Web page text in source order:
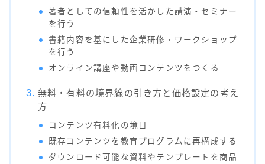
著者としての信頼性を活かした講演・セミナー
を行う
書籍内容を基にした企業研修・ワークショップ
を行う
オンライン講座や動画コンテンツをつくる
無料・有料の境界線の引き方と価格設定の考え
方
コンテンツ有料化の境目
既存コンテンツを教育プログラムに再構成する
ダウンロード可能な資料やテンプレートを商品